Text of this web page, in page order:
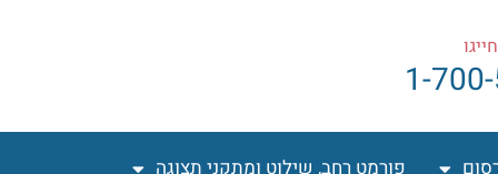
1-
פורמט רחב, שילוט ומתקני תצוגה